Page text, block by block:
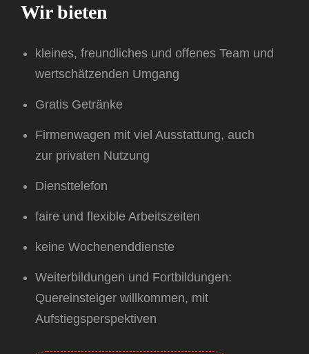
Wir bieten
kleines, freundliches und offenes Team und
wertschätzenden Umgang
Gratis Getränke
Firmenwagen mit viel Ausstattung, auch
zur privaten Nutzung
Diensttelefon
faire und flexible Arbeitszeiten
keine Wochenenddienste
Weiterbildungen und Fortbildungen:
Quereinsteiger willkommen, mit
Aufstiegsperspektiven